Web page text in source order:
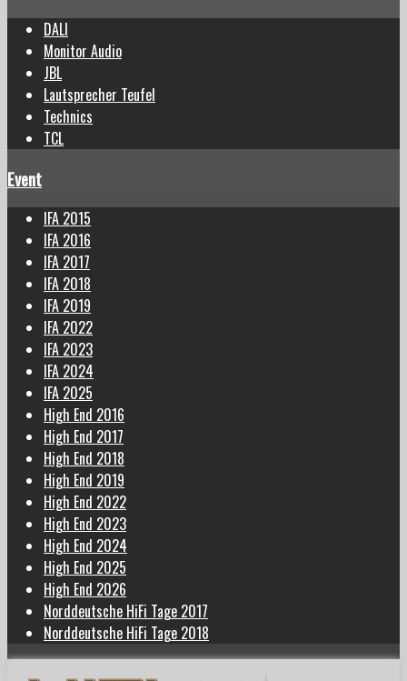
DALI
Monitor Audio
JBL
Lautsprecher Teufel
Technics
TCL
Event
IFA 2015
IFA 2016
IFA 2017
IFA 2018
IFA 2019
IFA 2022
IFA 2023
IFA 2024
IFA 2025
High End 2016
High End 2017
High End 2018
High End 2019
High End 2022
High End 2023
High End 2024
High End 2025
High End 2026
Norddeutsche HiFi Tage 2017
Norddeutsche HiFi Tage 2018